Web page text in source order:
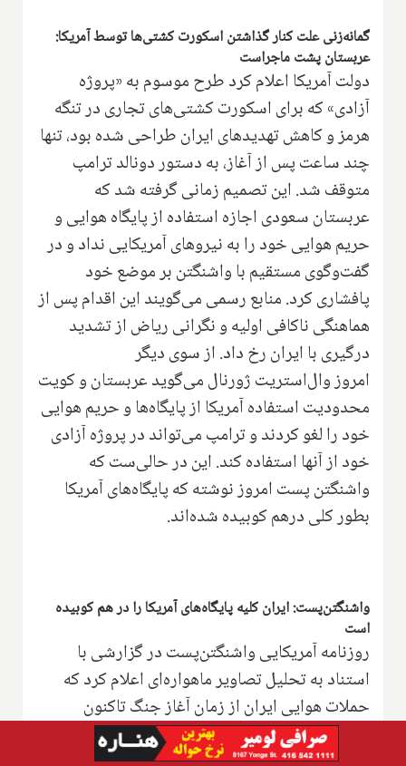
گمانه‌زنی علت کنار گذاشتن اسکورت کشتی‌ها توسط آمریکا:
عربستان پشت ماجراست
دولت آمریکا اعلام کرد طرح موسوم به «پروژه
آزادی» که برای اسکورت کشتی‌های تجاری در تنگه
هرمز و کاهش تهدیدهای ایران طراحی شده بود، تنها
چند ساعت پس از آغاز، به دستور دونالد ترامپ
متوقف شد. این تصمیم زمانی گرفته شد که
عربستان سعودی اجازه استفاده از پایگاه هوایی و
حریم هوایی خود را به نیروهای آمریکایی نداد و در
گفت‌وگوی مستقیم با واشنگتن بر موضع خود
پافشاری کرد. منابع رسمی می‌گویند این اقدام پس از
هماهنگی ناکافی اولیه و نگرانی ریاض از تشدید
درگیری با ایران رخ داد. از سوی دیگر
امروز وال‌استریت ژورنال می‌گوید عربستان و کویت
محدودیت استفاده آمریکا از پایگاه‌ها و حریم هوایی
خود را لغو کردند و ترامپ می‌تواند در پروژه آزادی
خود از آنها استفاده کند. این در حالی‌ست که
واشنگتن پست امروز نوشته که پایگاه‌های آمریکا
بطور کلی درهم کوبیده شده‌اند.
واشنگتن‌پست: ایران کلیه پایگاه‌های آمریکا را در هم کوبیده
است
روزنامه آمریکایی واشنگتن‌پست در گزارشی با
استناد به تحلیل تصاویر ماهواره‌ای اعلام کرد که
حملات هوایی ایران از زمان آغاز جنگ تاکنون